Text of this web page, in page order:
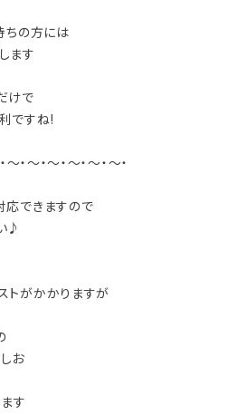
ちの方には
ます
けで
ですね!
～・～・～・～・～・～・
応できますので
♪
トがかかりますが
お
す